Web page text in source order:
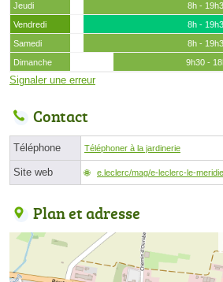
Jeudi
8h -
Vendredi
8h -
Samedi
8h -
Dimanche
9h30 -
Signaler une erreur
Contact
Téléphone Téléphoner à la jardinerie
Site web e.leclerc/mag/e-leclerc-le-
Plan et adresse